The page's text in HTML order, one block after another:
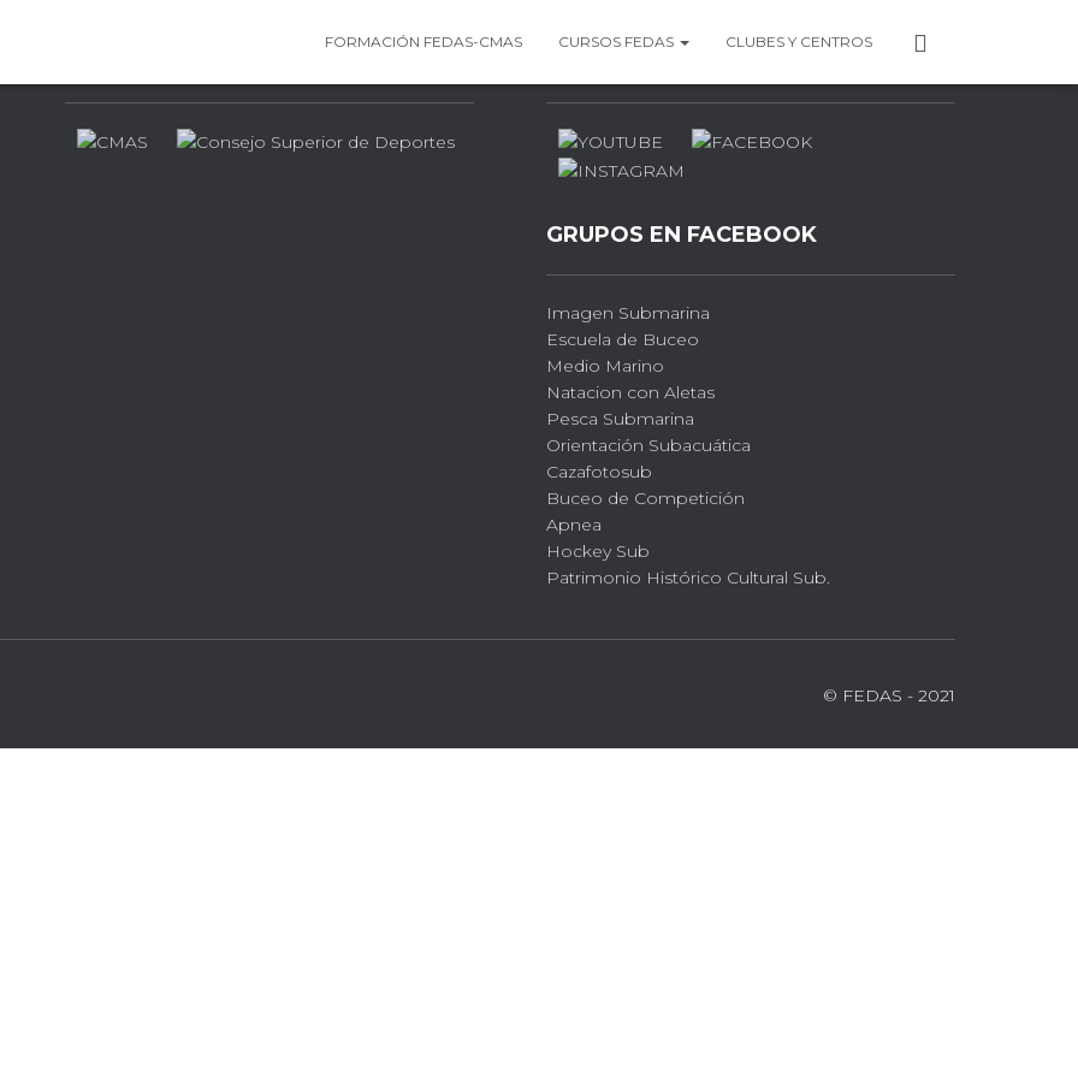
FORMACIÓN FEDAS-CMAS CURSOS FEDAS CLUBES Y CENTROS
R
GRUPOS EN FACEBOOK
Imagen Submarina
Escuela de Buceo
Medio Marino
Natacion con Aletas
Pesca Submarina
Orientación Subacuática
Cazafotosub
Buceo de Competición
Apnea
Hockey Sub
Patrimonio Histórico Cultural Sub.
© FEDAS - 2021